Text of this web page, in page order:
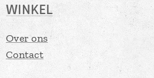
WINKEL
Over ons
Contact